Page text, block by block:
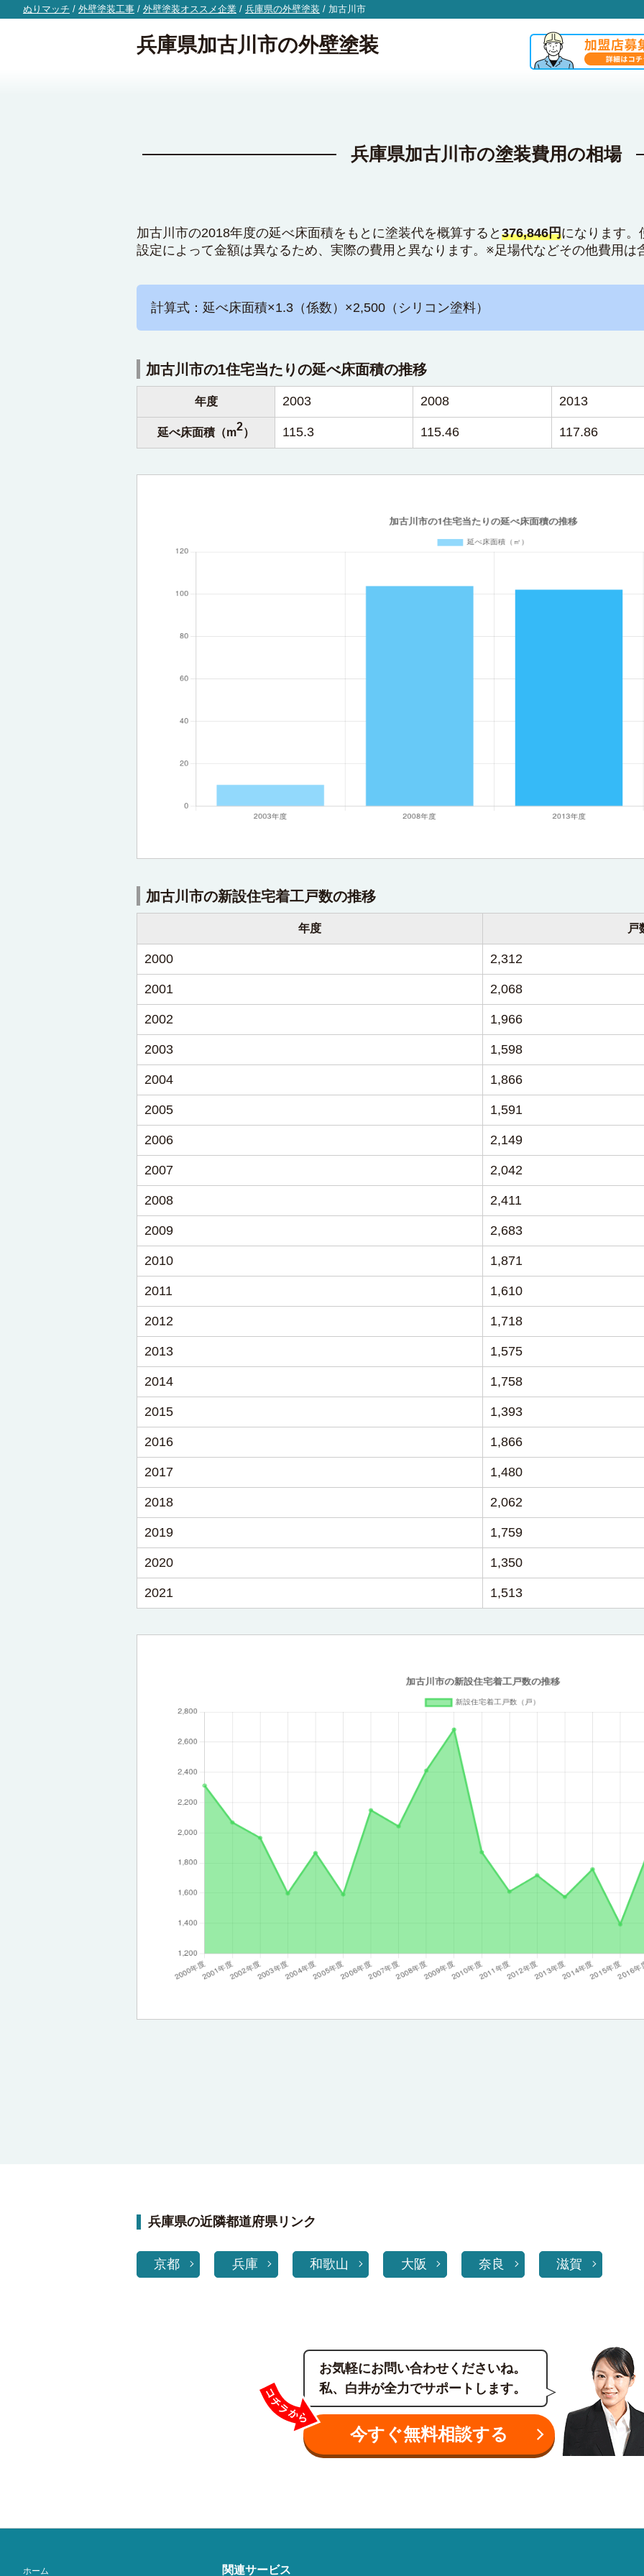
ぬりマッチ / 外壁塗装工事 / 外壁塗装オススメ企業 / 兵庫県の外壁塗装 / 加古川市
兵庫県加古川市の外壁塗装
兵庫県加古川市の塗装費用の相場
加古川市の2018年度の延べ床面積をもとに塗装代を概算すると 376,846円になります。
設定によって金額は異なるため、実際の費用と異なります。※足場代などその他費用は
計算式：延べ床面積×1.3（係数）×2,500（シリコン塗料）
加古川市の1住宅当たりの延べ床面積の推移
年度 2003 2008 2013
延べ床面積（m2） 115.3 115.46 117.86
加古川市の新設住宅着工戸数の推移
年度 戸
2000 2,312
2001 2,068
2002 1,966
2003 1,598
2004 1,866
2005 1,591
2006 2,149
2007 2,042
2008 2,411
2009 2,683
2010 1,871
2011 1,610
2012 1,718
2013 1,575
2014 1,758
2015 1,393
2016 1,866
2017 1,480
2018 2,062
2019 1,759
2020 1,350
2021 1,513
兵庫県の近隣都道府県リンク
京都 兵庫 和歌山 大阪 奈良 滋賀
お気軽にお問い合わせくださいね。
私、白井が全力でサポートします。
今すぐ無料相談する
ホーム 関連サービス